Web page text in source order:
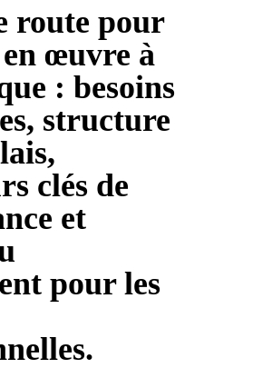
route pour
œuvre à
: besoins
structure
clés de
et
pour les